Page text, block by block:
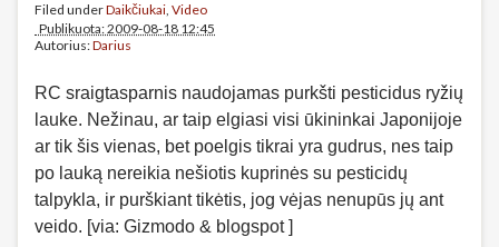
Filed underDaikčiukai, Video
Publikuota: 2009-08-18 12:45
Autorius:Darius
RC sraigtasparnis naudojamas purkšti pesticidus ryžių
lauke. Nežinau, ar taip elgiasi visi ūkininkai Japonijoje
ar tik šis vienas, bet poelgis tikrai yra gudrus, nes taip
po lauką nereikia nešiotis kuprinės su pesticidų
talpykla, ir purškiant tikėtis, jog vėjas nenupūs jų ant
veido. [via: Gizmodo & blogspot ]